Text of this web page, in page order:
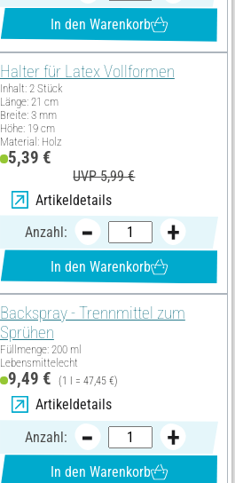
In den Warenkorb
Halter für Latex Vollformen
Inhalt: 2 Stück
Länge: 21 cm
Breite: 3 mm
Höhe: 19 cm
Material: Holz
5,39 €
UVP 5,99 €
Artikeldetails
Anzahl:
In den Warenkorb
Backspray - Trennmittel zum
Sprühen
Füllmenge: 200 ml
Lebensmittelecht
9,49 € (1 l = 47,45 €)
Artikeldetails
Anzahl:
In den Warenkorb